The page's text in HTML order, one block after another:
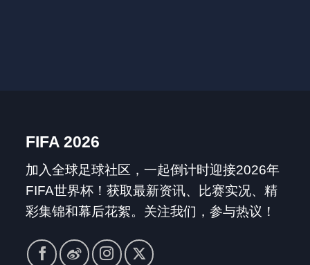
FIFA 2026
加入全球足球社区，一起倒计时迎接2026年
FIFA世界杯！获取最新资讯、比赛实况、精
彩集锦和幕后花絮。关注我们，参与热议！